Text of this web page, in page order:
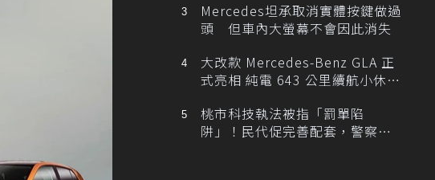
Mercedes坦承取消實體按鍵做過
頭 但車內大螢幕不會因此消失
大改款 Mercedes-Benz GLA 正
式亮相 純電 643 公里續航小休
桃市科技執法被指「罰單陷
阱」！民代促完善配套，警察局